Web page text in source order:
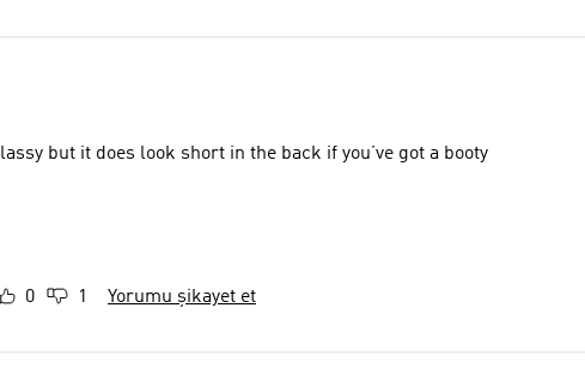
but it does look short in the back if you’ve got a booty
0 1 Yorumu şikayet et